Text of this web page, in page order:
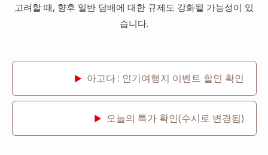
고려할 때, 향후 일반 담배에 대한 규제도 강화될 가능성이 있
습니다.
▶ 아고다 : 인기여행지 이벤트 할인 확인
▶ 오늘의 특가 확인(수시로 변경됨)